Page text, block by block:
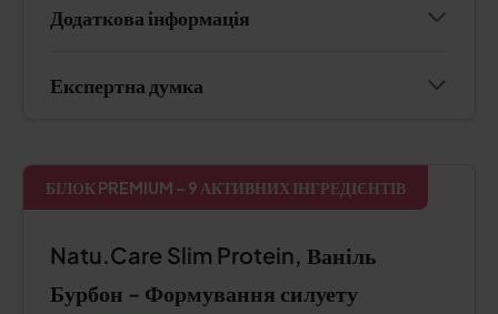
Додаткова інформація
Експертна думка
БІЛОК PREMIUM – 9 АКТИВНИХ ІНГРЕДІЄНТІВ
Natu.Care Slim Protein, Ваніль
Бурбон - Формування силуету